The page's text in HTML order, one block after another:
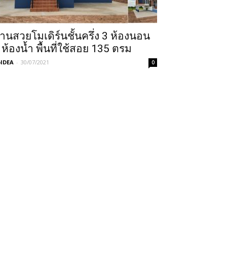
นสวยโมเดิร์นชั้นครึ่ง 3 ห้องนอน
ห้องน้ำ พื้นที่ใช้สอย 135 ตรม
- 30/07/2021 0